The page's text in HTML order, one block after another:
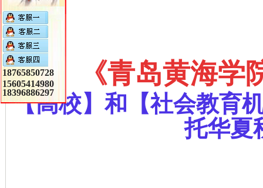
《青岛黄海学
【高校】和【社会教育
托华夏
18765850728
15605414980
18396886297